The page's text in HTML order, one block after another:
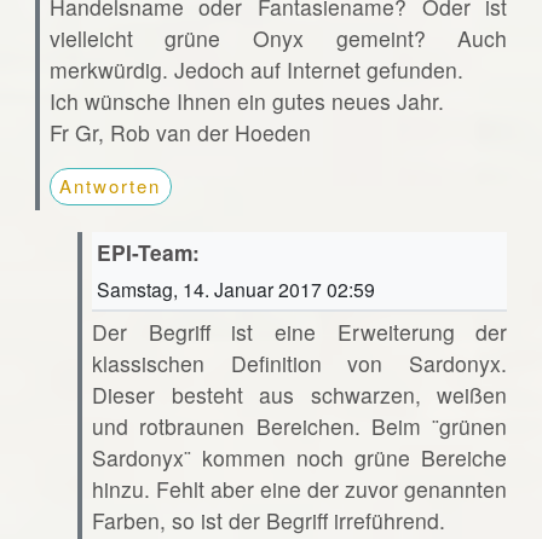
Handelsname oder Fantasiename? Oder ist
vielleicht grüne Onyx gemeint? Auch
merkwürdig. Jedoch auf Internet gefunden.
Ich wünsche Ihnen ein gutes neues Jahr.
Fr Gr, Rob van der Hoeden
Antworten
EPI-Team:
Samstag, 14. Januar 2017 02:59
Der Begriff ist eine Erweiterung der
klassischen Definition von Sardonyx.
Dieser besteht aus schwarzen, weißen
und rotbraunen Bereichen. Beim ¨grünen
Sardonyx¨ kommen noch grüne Bereiche
hinzu. Fehlt aber eine der zuvor genannten
Farben, so ist der Begriff irreführend.